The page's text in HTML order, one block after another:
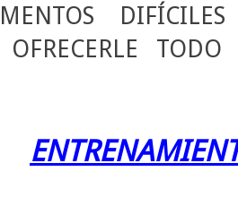
OFRECERLE